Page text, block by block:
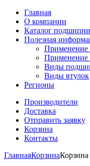
Главная
О компании
Каталог
Полезная
Применение
Виды
Виды втулок
Регионы
Производители
Доставка
Отправить заявку
Корзина
Контакты
ГлавнаяКорзинаКорзина